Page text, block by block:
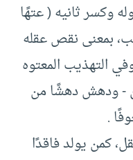
وكسر ثانيه (‏ عتهًا
بمعنى نقص عقله
التهذيب المعتوه
-‏ ودهش دهشًا من
.‏
كمن يولد فاقدًا